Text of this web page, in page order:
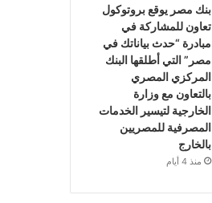
بنك مصر يوقع بروتوكول
تعاون للمشاركة في
مبادرة “حدث بياناتك في
مصر” التي أطلقها البنك
المركزي المصري
بالتعاون مع وزارة
الخارجية لتيسير الخدمات
المصرفية للمصريين
بالخارج
منذ 4 أيام